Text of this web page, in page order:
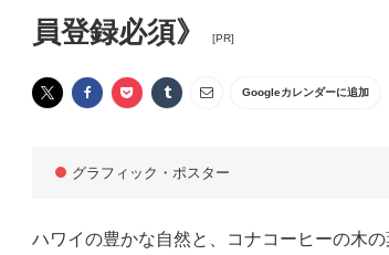
員登録必須》
[PR]
Googleカレンダーに追加
グラフィック・ポスター
ハワイの豊かな自然と、コナコーヒーの木